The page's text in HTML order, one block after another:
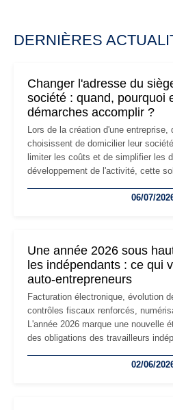
DERNIÈRES
Changer l'adresse du
société : quand, pourquoi
démarches accomplir ?
Lors de la création d'une entreprise,
choisissent de domicilier leur
limiter les coûts et de simplifier les
développement de l'activité, cette
professionnels, recrutement, image
06/07/
Une année 2026 sous
les indépendants : ce qui
auto-entrepreneurs
Facturation électronique, évolution
contrôles fiscaux renforcés,
L'année 2026 marque une nouvelle
des obligations des travailleurs
les auto-entrepreneurs devront
02/06/